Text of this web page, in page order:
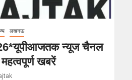
लखनऊ
न्यूज चैनल
खबरें